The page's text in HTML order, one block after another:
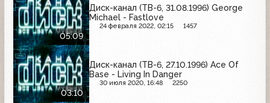
05:09
Диск-канал (ТВ-6, 31.08.1996) George
Michael - Fastlove
24 февраля 2022, 02:15 1457
03:10
Диск-канал (ТВ-6, 27.10.1996) Ace Of
Base - Living In Danger
30 июля 2020, 16:48 2250